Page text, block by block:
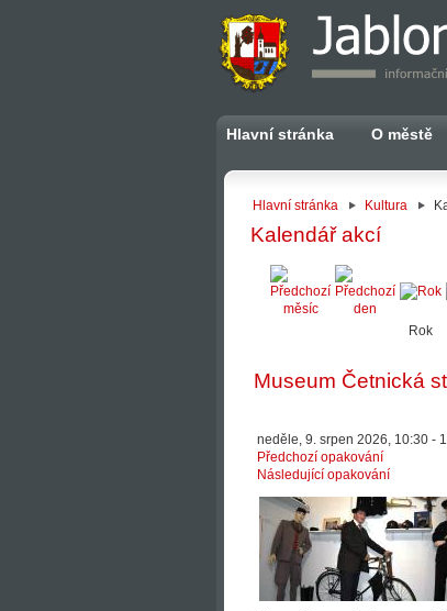
Hlavní stránka O městě
Hlavní stránka Kultura
Kalendář akcí
Rok
Museum Četnická
neděle, 9. srpen 2026, 10:30 -
Předchozí opakování
Následující opakování